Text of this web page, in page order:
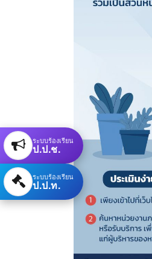
ระบบร้องเรียน
ป.ป.ช.
ระบบร้องเรียน
ป.ป.ท.